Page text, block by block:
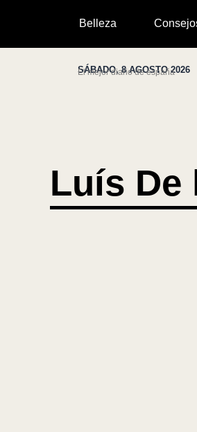
Belleza
SÁBADO, 8 AGOSTO 2026
El mejor diario de españa
Luís De